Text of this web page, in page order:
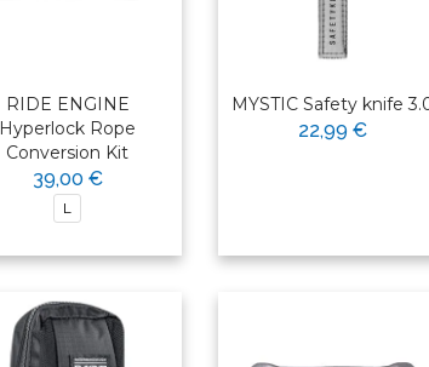
RIDE ENGINE
Hyperlock Rope
Conversion Kit
39,00 €
L
MYSTIC Safety knife
22,99 €